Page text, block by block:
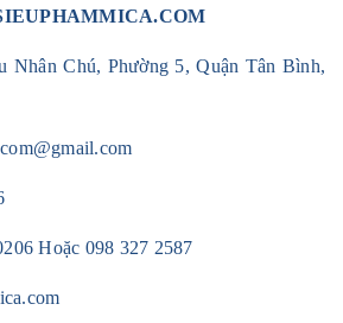
Nhân Chú, Phường 5, Quận Tân Bình,
Hoặc 098 327 2587